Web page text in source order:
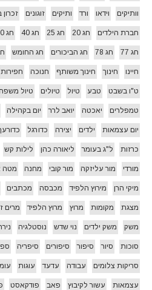
וותיקים וידאו ורד ותיקים זוגונים זכרון
חברת הילדים חג 20 חג 25 חג 40 חג 70
חג 77 חג 78 חג הביכורים חג החומש
חיינו חינוך חינוך משותף חנוכה חפירות
ט"ו בשבט טבע טיול טיולים טיול
טמפלרים יאכטה יואב לרר יום בקהילה
יום עצמאות ילדים יצירה כדורגל
כרזות ל"ג בעומר ליאורה כהן לילות קש
מורדי מור עליזקה מור קובי מחנה מטה
מיקי הרן מירוץ הלפיד מכבסה מכתבים
מצגת מקומות מרוץ מרוץ הלפיד מרים
משק משק ילדים נוי שדש נוסטלגיה
סוכות סיור סיפור סיפורים סיפריה
סריקות צלומים עבודה עדעד עוגות
עצמאות עשור לקיבוץ פאב פודקאסט